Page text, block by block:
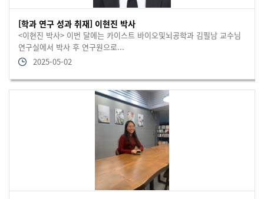
[학과 연구 성과 취재] 이현진 박사
<이현진 박사> 이번 달에는 카이스트 바이오및뇌공학과 김필남 교수님
연구실에서 박사 후 연구원으로...
2025-05-02